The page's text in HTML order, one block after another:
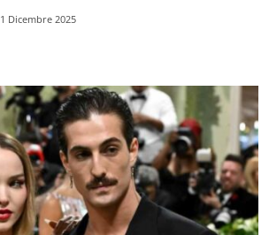
1 Dicembre 2025